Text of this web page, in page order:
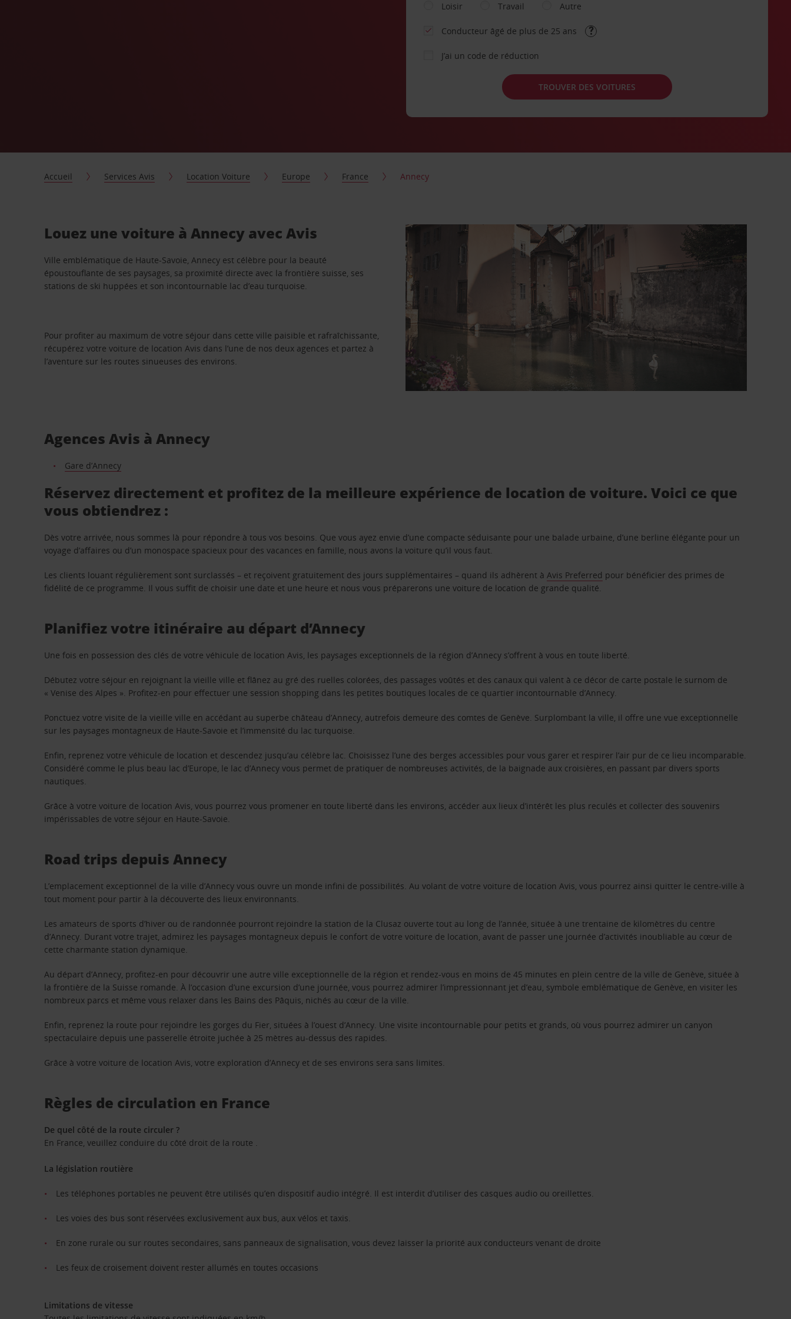
Loisir
Travail Autre
Conducteur âgé de plus de 25 ans
J’ai un code de réduction
TROUVER DES VOITURES
Accueil Services Avis Location Voiture Europe France Annecy
Louez une voiture à Annecy avec Avis
Ville emblématique de Haute-Savoie, Annecy est célèbre pour la beauté
époustouflante de ses paysages, sa proximité directe avec la frontière suisse, ses
stations de ski huppées et son incontournable lac d’eau turquoise.
Pour profiter au maximum de votre séjour dans cette ville paisible et rafraîchissante,
récupérez votre voiture de location Avis dans l’une de nos deux agences et partez à
l’aventure sur les routes sinueuses des environs.
Agences Avis à Annecy
Gare d’Annecy
Réservez directement et profitez de la meilleure expérience de location de voiture. Voici ce que
vous obtiendrez :
Dès votre arrivée, nous sommes là pour répondre à tous vos besoins. Que vous ayez envie d’une compacte séduisante pour une balade urbaine, d’une berline élégante pour un
voyage d’affaires ou d’un monospace spacieux pour des vacances en famille, nous avons la voiture qu’il vous faut.
Les clients louant régulièrement sont surclassés – et reçoivent gratuitement des jours supplémentaires – quand ils adhèrent à Avis Preferred pour bénéficier des primes de
fidélité de ce programme. Il vous suffit de choisir une date et une heure et nous vous préparerons une voiture de location de grande qualité.
Planifiez votre itinéraire au départ d’Annecy
Une fois en possession des clés de votre véhicule de location Avis, les paysages exceptionnels de la région d’Annecy s’offrent à vous en toute liberté.
Débutez votre séjour en rejoignant la vieille ville et flânez au gré des ruelles colorées, des passages voûtés et des canaux qui valent à ce décor de carte postale le surnom de
« Venise des Alpes ». Profitez-en pour effectuer une session shopping dans les petites boutiques locales de ce quartier incontournable d’Annecy.
Ponctuez votre visite de la vieille ville en accédant au superbe château d’Annecy, autrefois demeure des comtes de Genève. Surplombant la ville, il offre une vue exceptionnelle
sur les paysages montagneux de Haute-Savoie et l’immensité du lac turquoise.
Enfin, reprenez votre véhicule de location et descendez jusqu’au célèbre lac. Choisissez l’une des berges accessibles pour vous garer et respirer l’air pur de ce lieu incomparable.
Considéré comme le plus beau lac d’Europe, le lac d’Annecy vous permet de pratiquer de nombreuses activités, de la baignade aux croisières, en passant par divers sports
nautiques.
Grâce à votre voiture de location Avis, vous pourrez vous promener en toute liberté dans les environs, accéder aux lieux d’intérêt les plus reculés et collecter des souvenirs
impérissables de votre séjour en Haute-Savoie.
Road trips depuis Annecy
L’emplacement exceptionnel de la ville d’Annecy vous ouvre un monde infini de possibilités. Au volant de votre voiture de location Avis, vous pourrez ainsi quitter le centre-ville à
tout moment pour partir à la découverte des lieux environnants.
Les amateurs de sports d’hiver ou de randonnée pourront rejoindre la station de la Clusaz ouverte tout au long de l’année, située à une trentaine de kilomètres du centre
d’Annecy. Durant votre trajet, admirez les paysages montagneux depuis le confort de votre voiture de location, avant de passer une journée d’activités inoubliable au cœur de
cette charmante station dynamique.
Au départ d’Annecy, profitez-en pour découvrir une autre ville exceptionnelle de la région et rendez-vous en moins de 45 minutes en plein centre de la ville de Genève, située à
la frontière de la Suisse romande. À l’occasion d’une excursion d’une journée, vous pourrez admirer l’impressionnant jet d’eau, symbole emblématique de Genève, en visiter les
nombreux parcs et même vous relaxer dans les Bains des Pâquis, nichés au cœur de la ville.
Enfin, reprenez la route pour rejoindre les gorges du Fier, situées à l’ouest d’Annecy. Une visite incontournable pour petits et grands, où vous pourrez admirer un canyon
spectaculaire depuis une passerelle étroite juchée à 25 mètres au-dessus des rapides.
Grâce à votre voiture de location Avis, votre exploration d’Annecy et de ses environs sera sans limites.
Règles de circulation en France
De quel côté de la route circuler ?
En France, veuillez conduire du côté droit de la route .
La législation routière
Les téléphones portables ne peuvent être utilisés qu’en dispositif audio intégré. Il est interdit d’utiliser des casques audio ou oreillettes.
Les voies des bus sont réservées exclusivement aux bus, aux vélos et taxis.
En zone rurale ou sur routes secondaires, sans panneaux de signalisation, vous devez laisser la priorité aux conducteurs venant de droite
Les feux de croisement doivent rester allumés en toutes occasions
Limitations de vitesse